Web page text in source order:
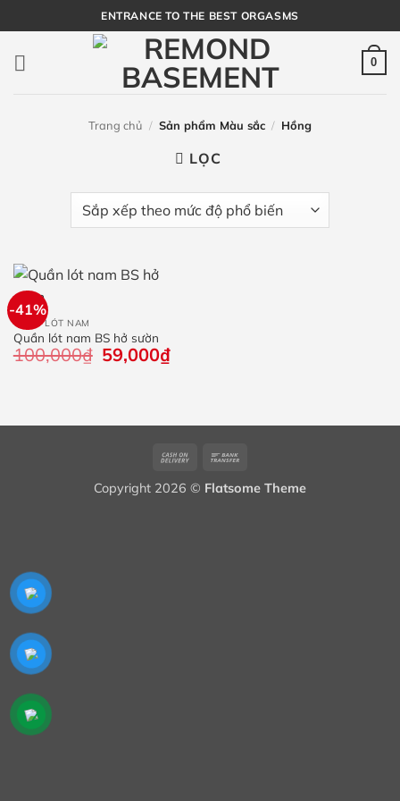
qua
nội
dung
ENTRANCE TO THE BEST ORGASMS
0
Trang chủ / Sản phẩm Màu sắc / Hồng
LỌC
-41%
QUẦN LÓT NAM
Quần lót nam BS hở sườn
100,000₫ Giá
gốc
59,000₫Giá
hiện
Cash
Delivery
Copyright 2026 © Flatsome Theme